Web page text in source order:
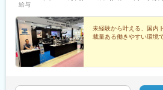
給与
未経験から叶える、国内
裁量ある働きやすい環境